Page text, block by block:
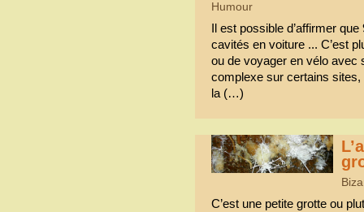
Humour
Il est possible d’affirmer
cavités en voiture ... C’est
ou de voyager en vélo avec
complexe sur certains
la (…)
C’est une petite grotte ou